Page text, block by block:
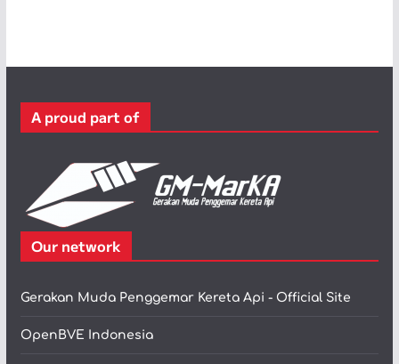
r
A proud part of
Our network
Gerakan Muda Penggemar Kereta Api - Official Site
OpenBVE Indonesia